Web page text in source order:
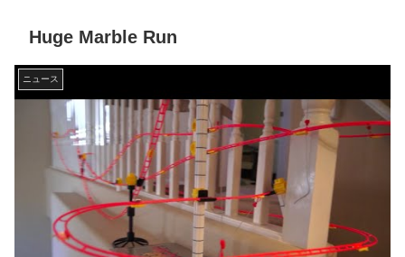
Huge Marble Run
ニュース